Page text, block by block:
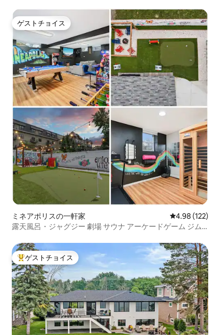
ゲストチョイス
ゲストチョイス
ミネアポリスの一軒家 レビュー122
4.98 (122)
露天風呂・ジャグジー 劇場 サウナ アーケードゲーム ジム
大好評のゲストチョイスです。
ゲストチョイス